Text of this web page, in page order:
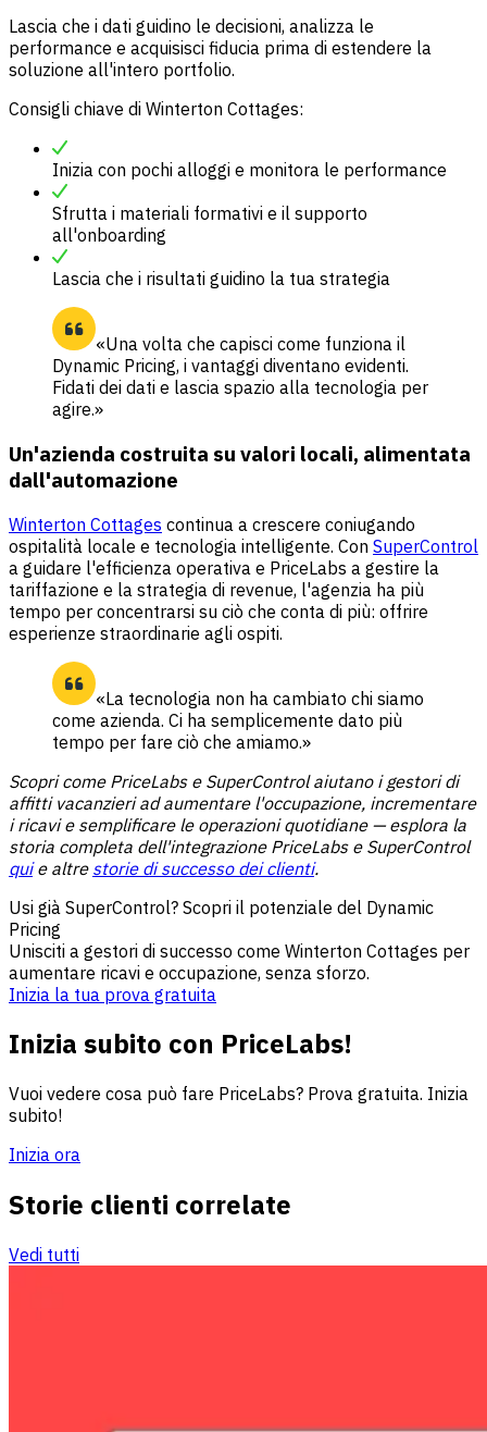
Lascia che i dati guidino le decisioni, analizza le
performance e acquisisci fiducia prima di estendere la
soluzione all'intero portfolio.
Consigli chiave di Winterton Cottages:
Inizia con pochi alloggi e monitora le performance
Sfrutta i materiali formativi e il supporto
all'onboarding
Lascia che i risultati guidino la tua strategia
«Una volta che capisci come funziona il
Dynamic Pricing, i vantaggi diventano evidenti.
Fidati dei dati e lascia spazio alla tecnologia per
agire.»
Un'azienda costruita su valori locali, alimentata
dall'automazione
Winterton Cottages continua a crescere coniugando
ospitalità locale e tecnologia intelligente. Con SuperControl
a guidare l'efficienza operativa e PriceLabs a gestire la
tariffazione e la strategia di revenue, l'agenzia ha più
tempo per concentrarsi su ciò che conta di più: offrire
esperienze straordinarie agli ospiti.
«La tecnologia non ha cambiato chi siamo
come azienda. Ci ha semplicemente dato più
tempo per fare ciò che amiamo.»
Scopri come PriceLabs e SuperControl aiutano i gestori di
affitti vacanzieri ad aumentare l'occupazione, incrementare
i ricavi e semplificare le operazioni quotidiane — esplora la
storia completa dell'integrazione PriceLabs e SuperControl
quie altre storie di successo dei clienti.
Usi già SuperControl? Scopri il potenziale del Dynamic
Pricing
Unisciti a gestori di successo come Winterton Cottages per
aumentare ricavi e occupazione, senza sforzo.
Inizia la tua prova gratuita
Inizia subito con PriceLabs!
Vuoi vedere cosa può fare PriceLabs? Prova gratuita. Inizia
subito!
Inizia ora
Storie clienti correlate
Vedi tutti